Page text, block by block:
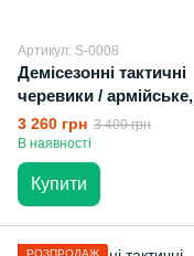
Артикул: S-0008
Демісезонні тактичні
черевики / армійське,
військове взуття
демісезонне CARTEL
(black)
3 260 грн 3 400 грн
В наявності
Купити
РОЗПРОДАЖ